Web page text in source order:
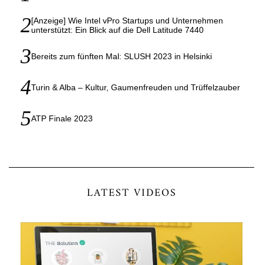
[Anzeige] Wie Intel vPro Startups und Unternehmen
unterstützt: Ein Blick auf die Dell Latitude 7440
Bereits zum fünften Mal: SLUSH 2023 in Helsinki
Turin & Alba – Kultur, Gaumenfreuden und Trüffelzauber
ATP Finale 2023
LATEST VIDEOS